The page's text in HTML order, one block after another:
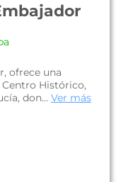
propiedad
Histórico de
...Ver más